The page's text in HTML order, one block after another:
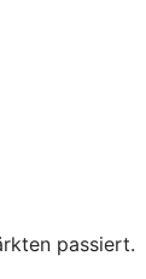
passiert.